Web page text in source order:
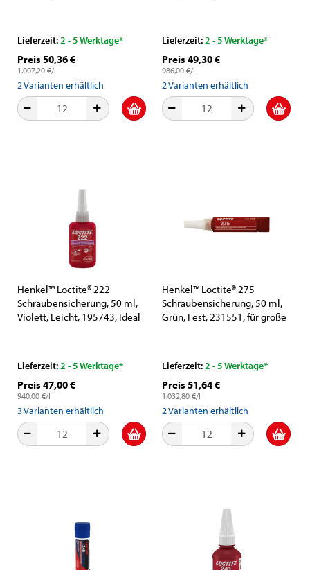
Lieferzeit:2 - 5 Werktage*
Preis 50,36 €
1.007,20 €/l
2Varianten erhältlich
Lieferzeit:2 - 5 Werktage*
Preis 49,30 €
986,00 €/l
2Varianten erhältlich
Henkel™ Loctite® 222
Schraubensicherung, 50 ml,
Violett, Leicht, 195743, Ideal
Lieferzeit:2 - 5 Werktage*
Preis 47,00 €
940,00 €/l
3Varianten erhältlich
Henkel™ Loctite® 275
Schraubensicherung, 50 ml,
Grün, Fest, 231551, für große
Lieferzeit:2 - 5 Werktage*
Preis 51,64 €
1.032,80 €/l
2Varianten erhältlich